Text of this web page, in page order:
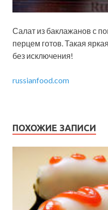
Салат из баклажанов с
перцем готов. Такая
без исключения!
russianfood.com
ПОХОЖИЕ ЗАПИСИ